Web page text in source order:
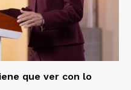
que ver con lo